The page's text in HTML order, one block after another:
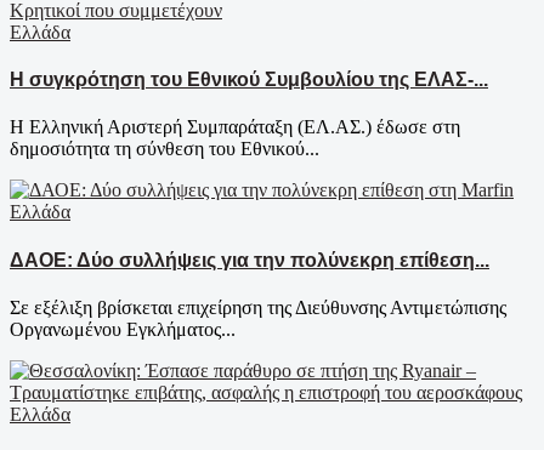
Ελλάδα
Η συγκρότηση του Εθνικού Συμβουλίου της ΕΛΑΣ-...
Η Ελληνική Αριστερή Συμπαράταξη (ΕΛ.ΑΣ.) έδωσε στη
δημοσιότητα τη σύνθεση του Εθνικού...
Ελλάδα
ΔΑΟΕ: Δύο συλλήψεις για την πολύνεκρη επίθεση...
Σε εξέλιξη βρίσκεται επιχείρηση της Διεύθυνσης Αντιμετώπισης
Οργανωμένου Εγκλήματος...
Ελλάδα